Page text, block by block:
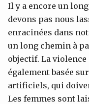
Il y a encore un
devons pas nous
enracinées dans
un long chemin à
objectif. La violence
également basée
artificiels, qui
Les femmes sont